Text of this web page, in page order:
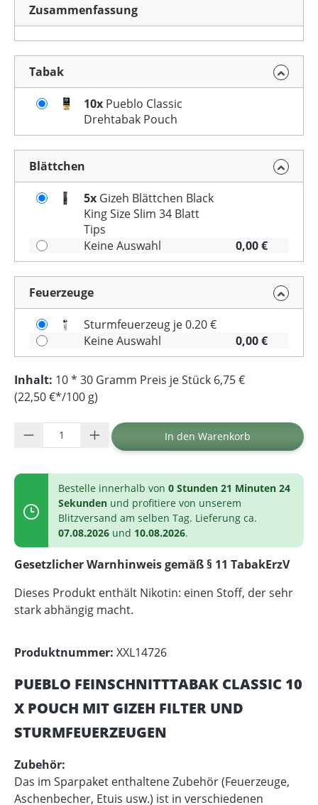
Zusammenfassung
Tabak
10x Pueblo Classic
Drehtabak Pouch
Blättchen
5x Gizeh Blättchen Black
King Size Slim 34 Blatt
Tips
Keine Auswahl
0,00 €
Feuerzeuge
Sturmfeuerzeug je 0.20 €
Keine Auswahl
0,00 €
Inhalt: 10 * 30 Gramm Preis je Stück 6,75 €
(22,50 €*/100 g)
Produkt Anzahl: Gib den gewünschten
In den Warenkorb
Bestelle innerhalb von 0 Stunden 21 Minuten 24
Sekunden und profitiere von unserem
Blitzversand am selben Tag. Lieferung ca.
07.08.2026 und 10.08.2026.
Gesetzlicher Warnhinweis gemäß § 11 TabakErzV
Dieses Produkt enthält Nikotin: einen Stoff, der sehr
stark abhängig macht.
Produktnummer: XXL14726
PUEBLO FEINSCHNITTTABAK CLASSIC 10
X POUCH MIT GIZEH FILTER UND
STURMFEUERZEUGEN
Zubehör:
Das im Sparpaket enthaltene Zubehör (Feuerzeuge,
Aschenbecher, Etuis usw.) ist in verschiedenen